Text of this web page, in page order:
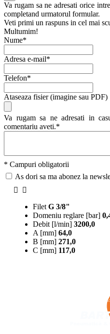
Va rugam sa ne adresati orice
completand urmatorul formular.
Veti primi un raspuns in cel mai
Multumim!
Nume*
Adresa e-mail*
Telefon*
Ataseaza fisier (imagine sau PDF)
Va rugam sa ne adresati in
comentariu aveti.*
* Campuri obligatorii
As dori sa ma abonez la
Filet G 3/8"
Domeniu reglare [bar]
Debit [l/min] 3200,0
A [mm] 64,0
B [mm] 271,0
C [mm] 117,0